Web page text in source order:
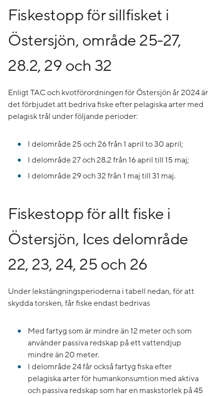
Fiskestopp för sillfisket i
Östersjön, område 25-27,
28.2, 29 och 32
Enligt TAC och kvotförordningen för Östersjön år 2024 är
det förbjudet att bedriva fiske efter pelagiska arter med
pelagisk trål under följande perioder:
I delområde 25 och 26 från 1 april to 30 april;
I delområde 27 och 28.2 från 16 april till 15 maj;
I delområde 29 och 32 från 1 maj till 31 maj.
Fiskestopp för allt fiske i
Östersjön, Ices delområde
22, 23, 24, 25 och 26
Under lekstängningsperioderna i tabell nedan, för att
skydda torsken, får fiske endast bedrivas
Med fartyg som är mindre än 12 meter och som
använder passiva redskap på ett vattendjup
mindre än 20 meter.
I delområde 24 får också fartyg fiska efter
pelagiska arter för humankonsumtion med aktiva
och passiva redskap som har en maskstorlek på 45